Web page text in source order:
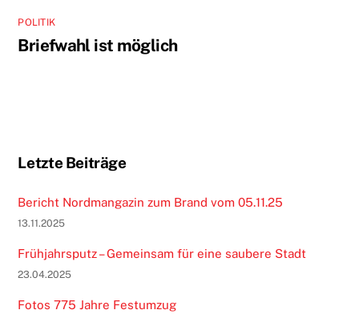
POLITIK
Briefwahl ist möglich
Letzte Beiträge
Bericht Nordmangazin zum Brand vom 05.11.25
13.11.2025
Frühjahrsputz – Gemeinsam für eine saubere Stadt
23.04.2025
Fotos 775 Jahre Festumzug